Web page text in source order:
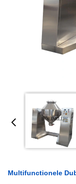
Multifunctionele